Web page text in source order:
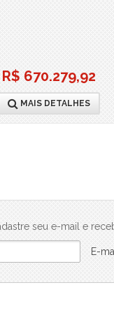
Jardim das
Jardim Margarida (1)
Jardins da Vila (2)
Mar de Trindade -
Mare Pontal
Máris (3)
Mirante da Luz -
R$ 670.279,92
MAIS DETALHES
seu e-mail e
E-